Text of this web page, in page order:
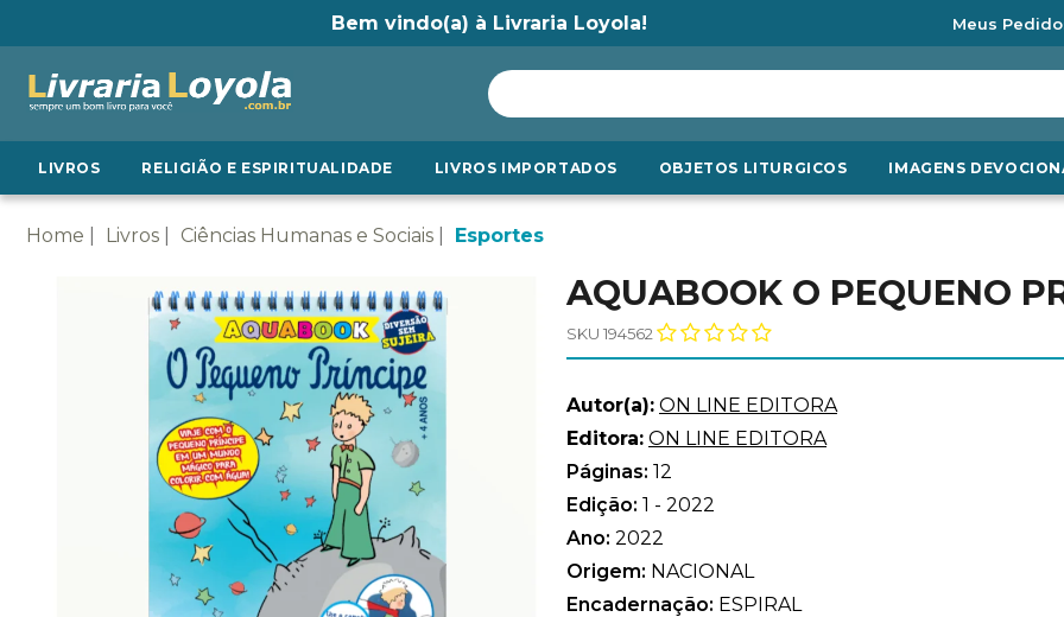
Bem vindo(a) à Livraria Loyola! Meus
LIVROS RELIGIÃO E ESPIRITUALIDADE LIVROS IMPORTADOS OBJETOS LITURGICOS IMAGENS
Home Livros Ciências Humanas e Sociais Esportes
AQUABOOK O PEQUENO
SKU 194562
Autor(a): ON LINE EDITORA
Editora: ON LINE EDITORA
Páginas: 12
Edição: 1 - 2022
Ano: 2022
Origem: NACIONAL
Encadernação: ESPIRAL